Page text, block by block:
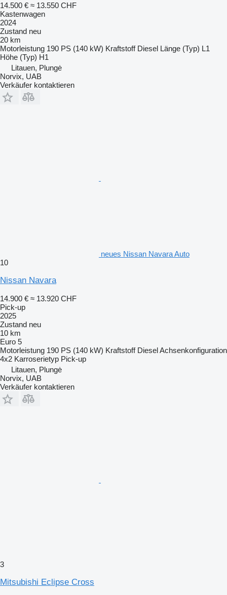
14.500 € ≈ 13.550 CHF
Kastenwagen
2024
Zustand neu
20 km
Motorleistung 190 PS (140 kW) Kraftstoff Diesel Länge (Typ) L1
Höhe (Typ) H1
Litauen, Plungė
Norvix, UAB
Verkäufer kontaktieren
neues Nissan Navara Auto
10
Nissan Navara
14.900 € ≈ 13.920 CHF
Pick-up
2025
Zustand neu
10 km
Euro 5
Motorleistung 190 PS (140 kW) Kraftstoff DieselAchsenkonfiguration
4x2 Karroserietyp Pick-up
Litauen, Plungė
Norvix, UAB
Verkäufer kontaktieren
3
Mitsubishi Eclipse Cross